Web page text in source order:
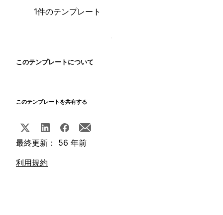
1件のテンプレート
このテンプレートについて
このテンプレートを共有する
最終更新： 56 年前
利用規約